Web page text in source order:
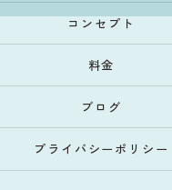
コンセプト
料金
ブログ
プライバシーポリシー